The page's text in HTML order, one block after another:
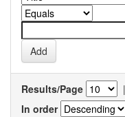
Results/Page |
In order